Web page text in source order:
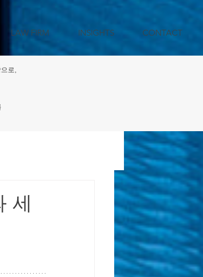
LAW FIRM INSIGHTS CONTACT
로,
세